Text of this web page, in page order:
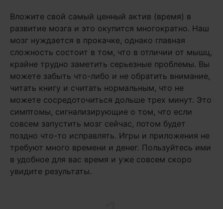
Вложите свой самый ценный актив (время) в
развитие мозга и это окупится многократно. Наш
мозг нуждается в прокачке, однако главная
сложность состоит в том, что в отличии от мышц,
крайне трудно заметить серьезные проблемы. Вы
можете забыть что-либо и не обратить внимание,
читать книгу и считать нормальным, что не
можете сосредоточиться дольше трех минут. Это
симптомы, сигнализирующие о том, что если
совсем запустить мозг сейчас, потом будет
поздно что-то исправлять. Игры и приложения не
требуют много времени и денег. Пользуйтесь ими
в удобное для вас время и уже совсем скоро
увидите результаты.